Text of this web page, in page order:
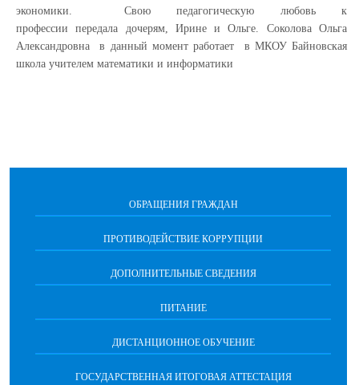
экономики.
Свою
педагогическую любовь к
профессии
передала
дочерям, Ирине и Ольге. Соколова Ольга
Александровна
в данный момент работает
в МКОУ Байновская
школа учителем математики и информатики
ОБРАЩЕНИЯ ГРАЖДАН
ПРОТИВОДЕЙСТВИЕ КОРРУПЦИИ
ДОПОЛНИТЕЛЬНЫЕ СВЕДЕНИЯ
ПИТАНИЕ
ДИСТАНЦИОННОЕ ОБУЧЕНИЕ
ГОСУДАРСТВЕННАЯ ИТОГОВАЯ АТТЕСТАЦИЯ